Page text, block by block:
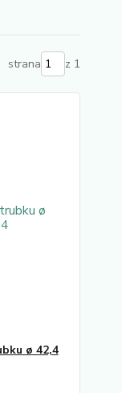
strana z 1
ø 42,4